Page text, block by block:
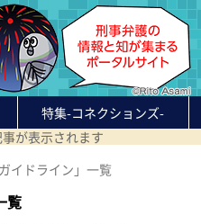
特集-コネクションズ-
が表示されます
イドライン」一覧
覧